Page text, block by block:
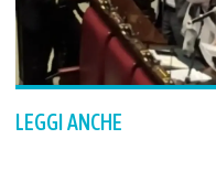
LEGGI ANCHE